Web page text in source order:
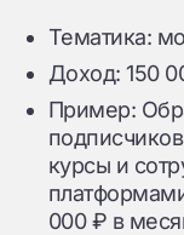
Тематика:
Доход: 150
Пример:
курсы и
000 ₽ в